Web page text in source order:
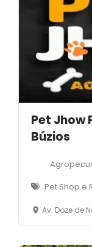
Pet Jhow
Búzios
Pet Shop e
Av. Doze de Novembro, 2